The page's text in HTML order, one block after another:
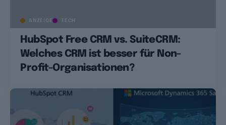
ANZEIGE TECH
HubSpot Free CRM vs. SuiteCRM:
Welches CRM ist besser für Non-
Profit-Organisationen?